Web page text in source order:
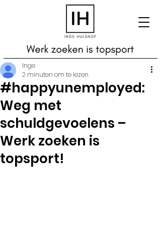
#happyunemployed:
Weg met
schuldgevoelens –
Werk zoeken is
topsport!
Inge
2 minuten om te lezen